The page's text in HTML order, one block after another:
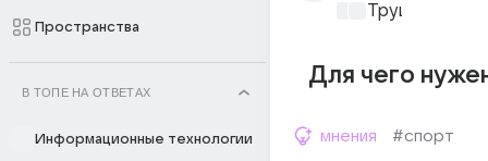
Пространства
В ТОПЕ НА ОТВЕТАХ
Информационные технологии
Трушный
Для чего
мнения #спорт